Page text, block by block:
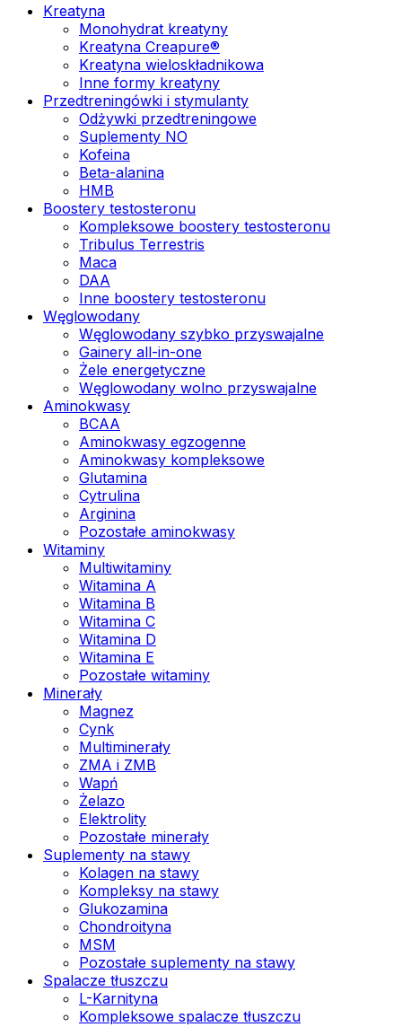
Kreatyna
Monohydrat kreatyny
Kreatyna Creapure®
Kreatyna wieloskładnikowa
Inne formy kreatyny
Przedtreningówki i stymulanty
Odżywki przedtreningowe
Suplementy NO
Kofeina
Beta-alanina
HMB
Boostery testosteronu
Kompleksowe boostery testosteronu
Tribulus Terrestris
Maca
DAA
Inne boostery testosteronu
Węglowodany
Węglowodany szybko przyswajalne
Gainery all-in-one
Żele energetyczne
Węglowodany wolno przyswajalne
Aminokwasy
BCAA
Aminokwasy egzogenne
Aminokwasy kompleksowe
Glutamina
Cytrulina
Arginina
Pozostałe aminokwasy
Witaminy
Multiwitaminy
Witamina A
Witamina B
Witamina C
Witamina D
Witamina E
Pozostałe witaminy
Minerały
Magnez
Cynk
Multiminerały
ZMA i ZMB
Wapń
Żelazo
Elektrolity
Pozostałe minerały
Suplementy na stawy
Kolagen na stawy
Kompleksy na stawy
Glukozamina
Chondroityna
MSM
Pozostałe suplementy na stawy
Spalacze tłuszczu
L-Karnityna
Kompleksowe spalacze tłuszczu